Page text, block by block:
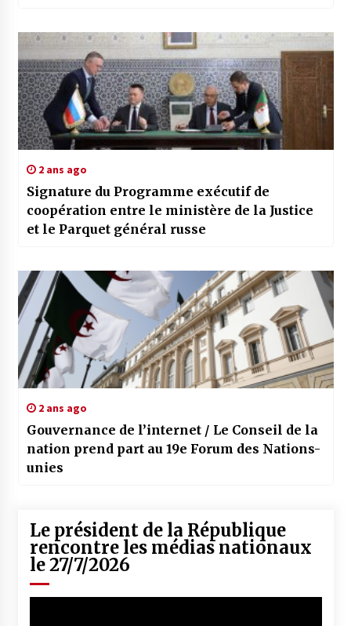
2 ans ago
Signature du Programme exécutif de
coopération entre le ministère de la Justice
et le Parquet général russe
2 ans ago
Gouvernance de l’internet / Le Conseil de la
nation prend part au 19e Forum des Nations-
unies
Le président de la République
rencontre les médias nationaux
le 27/7/2026